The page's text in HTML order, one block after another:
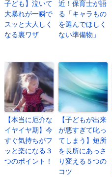
子ども】泣いて
大暴れが一瞬で
スッと大人しく
なる裏ワザ
近！保育士が語
る「キャラもの
を選んでほしく
ない準備物」
【本当に厄介な
イヤイヤ期】今
すぐ気持ちがフ
ッと楽になる３
つのポイント！
【子どもが出来
が悪すぎて叱っ
てしまう】短所
を長所にあっさ
り変える５つの
コツ